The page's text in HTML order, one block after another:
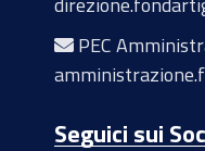
PEC
Seguici sui